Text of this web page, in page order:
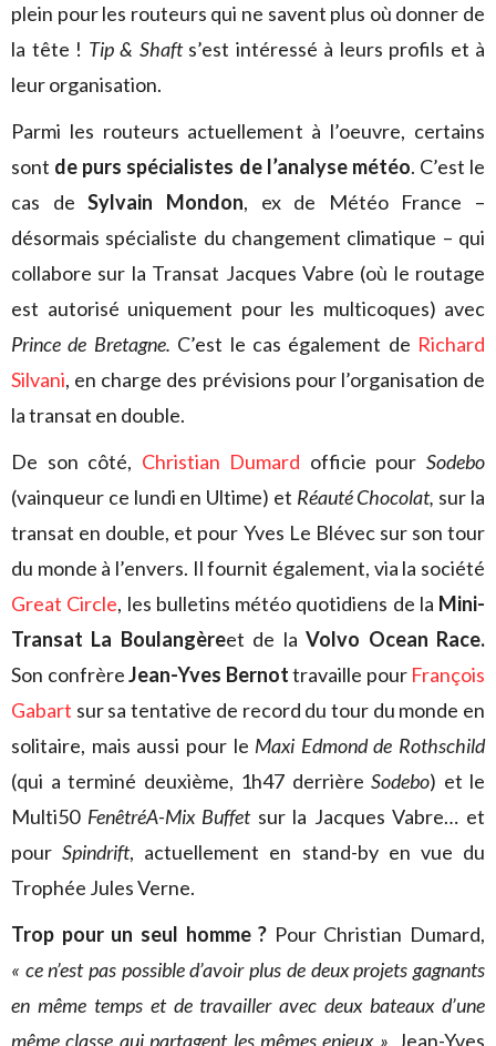
plein pour les routeurs qui ne savent plus où donner de
la tête ! Tip & Shafts’est intéressé à leurs profils et à
leur organisation.
Parmi les routeurs actuellement à l’oeuvre, certains
sont de purs spécialistes de l’analyse météo. C’est le
cas deSylvain Mondon, ex de Météo France –
désormais spécialiste du changement climatique – qui
collabore sur la Transat Jacques Vabre (où le routage
est autorisé uniquement pour les multicoques) avec
Prince de Bretagne. C’est le cas également de Richard
Silvani, en charge des prévisions pour l’organisation de
la transat en double.
De son côté, Christian Dumard officie pourSodebo
(vainqueur ce lundi en Ultime) et Réauté Chocolat, sur la
transat en double, et pour Yves Le Blévec sur son tour
du monde à l’envers. Il fournit également, via la société
Great Circle, les bulletins météo quotidiens de la Mini-
Transat La Boulangèreet de laVolvo Ocean Race.
Son confrèreJean-Yves Bernottravaille pour François
Gabart sur sa tentative de record du tour du monde en
solitaire, mais aussi pour le Maxi Edmond de Rothschild
(qui a terminé deuxième, 1h47 derrière Sodebo) et le
Multi50 FenêtréA-Mix Buffetsur la Jacques Vabre… et
pourSpindrift, actuellement en stand-by en vue du
Trophée Jules Verne.
Trop pour un seul homme ? Pour Christian Dumard,
« ce n’est pas possible d’avoir plus de deux projets gagnants
en même temps et de travailler avec deux bateaux d’une
même classe qui partagent les mêmes enjeux ». Jean-Yves